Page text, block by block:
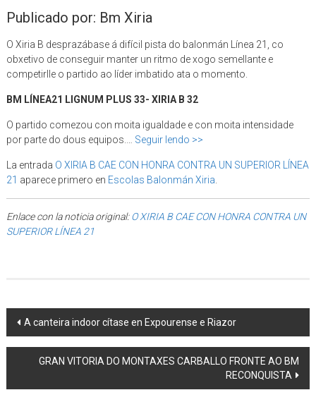
Publicado por: Bm Xiria
O Xiria B desprazábase á difícil pista do balonmán Línea 21, co
obxetivo de conseguir manter un ritmo de xogo semellante e
competirlle o partido ao líder imbatido ata o momento.
BM LÍNEA21 LIGNUM PLUS 33- XIRIA B 32
O partido comezou con moita igualdade e con moita intensidade
por parte do dous equipos.… Seguir lendo >>
La entrada O XIRIA B CAE CON HONRA CONTRA UN SUPERIOR LÍNEA
21 aparece primero en Escolas Balonmán Xiria.
Enlace con la noticia original:O XIRIA B CAE CON HONRA CONTRA UN
SUPERIOR LÍNEA 21
Post navigation
A canteira indoor cítase en Expourense e Riazor
GRAN VITORIA DO MONTAXES CARBALLO FRONTE AO BM
RECONQUISTA